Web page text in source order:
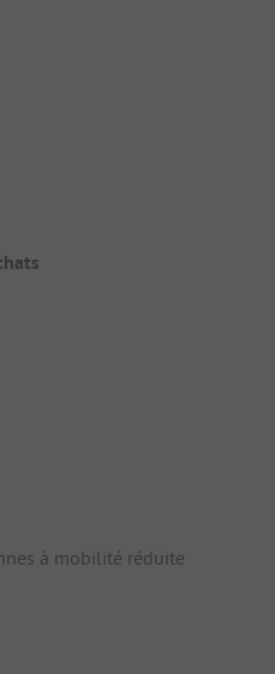
à mobilité réduite